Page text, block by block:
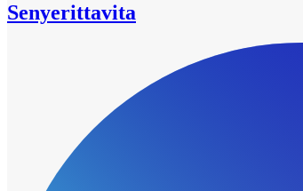
Senyerittavita